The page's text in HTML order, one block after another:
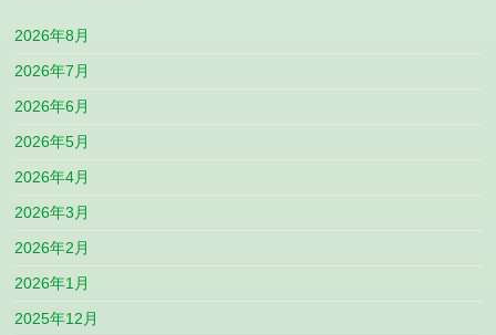
2026年8月
2026年7月
2026年6月
2026年5月
2026年4月
2026年3月
2026年2月
2026年1月
2025年12月